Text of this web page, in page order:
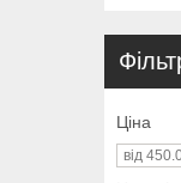
Ціна